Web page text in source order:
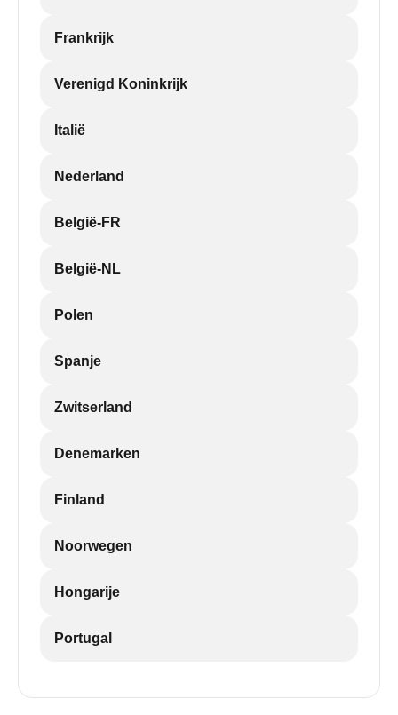
Frankrijk
Verenigd Koninkrijk
Italië
Nederland
België-FR
België-NL
Polen
Spanje
Zwitserland
Denemarken
Finland
Noorwegen
Hongarije
Portugal